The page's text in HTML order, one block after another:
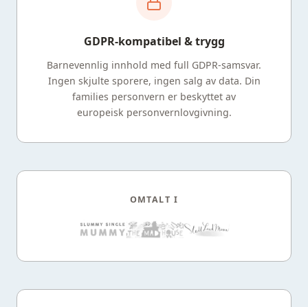
GDPR-kompatibel & trygg
Barnevennlig innhold med full GDPR-samsvar.
Ingen skjulte sporere, ingen salg av data. Din
families personvern er beskyttet av
europeisk personvernlovgivning.
OMTALT I